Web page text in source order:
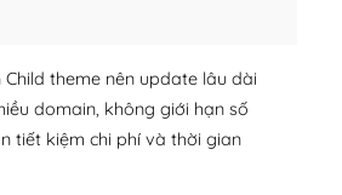
theme nên update lâu dài
domain, không giới hạn số
tiết kiệm chi phí và thời gian